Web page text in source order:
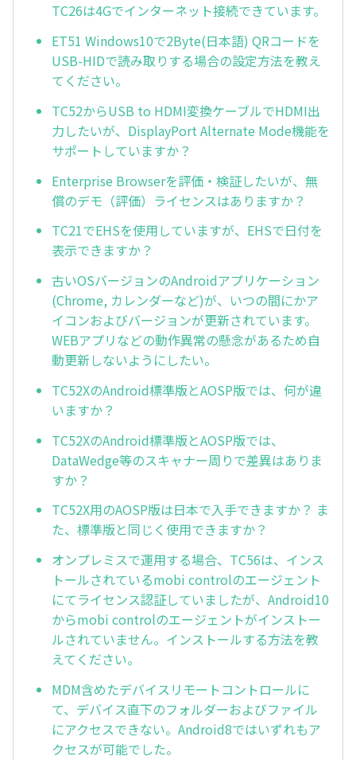
TC26は4Gでインターネット接続できています。
ET51 Windows10で2Byte(日本語) QRコードを
USB-HIDで読み取りする場合の設定方法を教え
てください。
TC52からUSB to HDMI変換ケーブルでHDMI出
力したいが、DisplayPort Alternate Mode機能を
サポートしていますか？
Enterprise Browserを評価・検証したいが、無
償のデモ（評価）ライセンスはありますか？
TC21でEHSを使用していますが、EHSで日付を
表示できますか？
古いOSバージョンのAndroidアプリケーション
(Chrome, カレンダーなど)が、いつの間にかア
イコンおよびバージョンが更新されています。
WEBアプリなどの動作異常の懸念があるため自
動更新しないようにしたい。
TC52XのAndroid標準版とAOSP版では、何が違
いますか？
TC52XのAndroid標準版とAOSP版では、
DataWedge等のスキャナー周りで差異はありま
すか？
TC52X用のAOSP版は日本で入手できますか？ ま
た、標準版と同じく使用できますか？
オンプレミスで運用する場合、TC56は、インス
トールされているmobi controlのエージェント
にてライセンス認証していましたが、Android10
からmobi controlのエージェントがインストー
ルされていません。インストールする方法を教
えてください。
MDM含めたデバイスリモートコントロールに
て、デバイス直下のフォルダーおよびファイル
にアクセスできない。Android8ではいずれもア
クセスが可能でした。